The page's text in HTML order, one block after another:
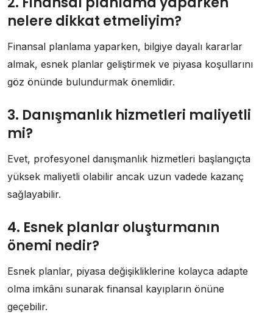
nelere dikkat etmeliyim?
Finansal planlama yaparken, bilgiye dayalı kararlar
almak, esnek planlar geliştirmek ve piyasa koşullarını
göz önünde bulundurmak önemlidir.
3. Danışmanlık hizmetleri maliyetli
mi?
Evet, profesyonel danışmanlık hizmetleri başlangıçta
yüksek maliyetli olabilir ancak uzun vadede kazanç
sağlayabilir.
4. Esnek planlar oluşturmanın
önemi nedir?
Esnek planlar, piyasa değişikliklerine kolayca adapte
olma imkânı sunarak finansal kayıpların önüne
geçebilir.